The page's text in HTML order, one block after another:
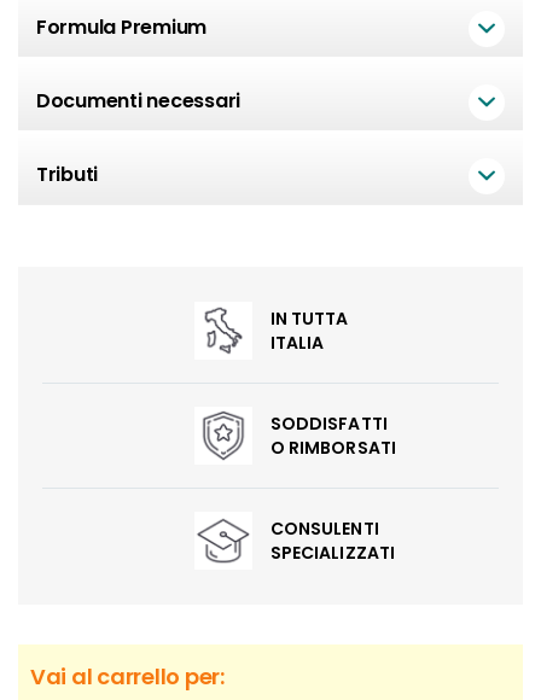
Formula Premium
Documenti necessari
Tributi
IN TUTTA
ITALIA
SODDISFATTI
O RIMBORSATI
CONSULENTI
SPECIALIZZATI
Vai al carrello per: